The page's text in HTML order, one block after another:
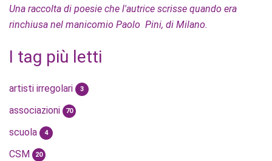
Una raccolta di poesie che l'autrice scrisse quando era
rinchiusa nel manicomio Paolo Pini, di Milano.
I tag più letti
artisti irregolari 3
associazioni 70
scuola 4
CSM 20